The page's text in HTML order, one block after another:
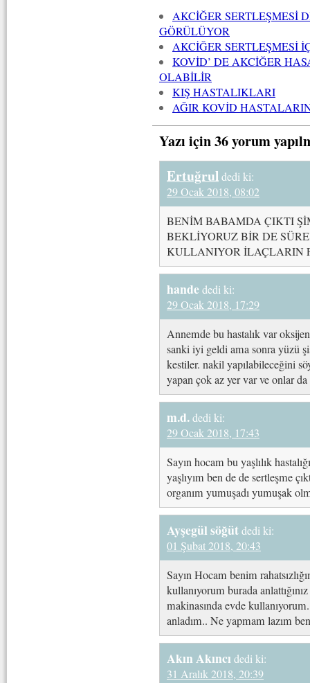
AKCİĞER SERTLEŞMESİ
GÖRÜLÜYOR
AKCİĞER SERTLEŞMESİ
KOVİD’ DE AKCİĞER
OLABİLİR
KIŞ HASTALIKLARI
AĞIR KOVİD
Yazı için 36 yorum
Ertuğruldedi ki:
29 Ocak 2018, 08:02
BENİM BABAMDA ÇIKTI
BEKLİYORUZ BİR DE
KULLANIYOR İLAÇLARIN
handededi ki:
29 Ocak 2018, 17:29
Annemde bu hastalık var
sanki iyi geldi ama sonra yüzü
kestiler. nakil yapılabileceğini
yapan çok az yer var ve onlar
m.d.dedi ki:
29 Ocak 2018, 17:43
Sayın hocam bu yaşlılık
yaşlıyım ben de de sertleşme
organım yumuşadı yumuşak
Ayşegül söğütdedi ki:
01 Şubat 2018, 20:43
Sayın Hocam benim
kullanıyorum burada
makinasında evde
anladım.. Ne yapmam lazım
Akın Akıncı dedi ki:
31 Aralık 2018, 20:39